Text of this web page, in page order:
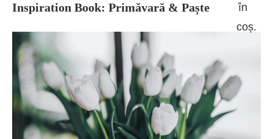
în
coș.
Inspiration Book: Primăvară & Paște